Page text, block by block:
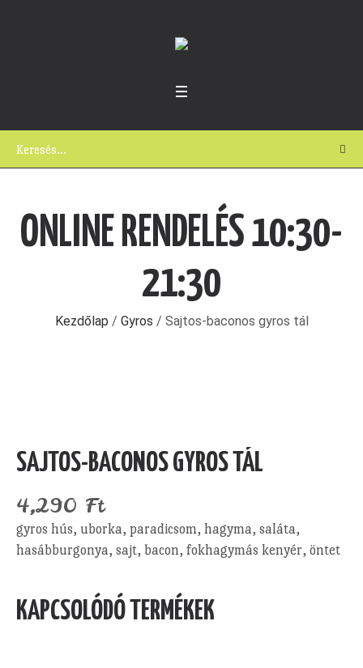
ONLINE RENDELÉS 10:30-
21:30
Kezdőlap / Gyros / Sajtos-baconos gyros tál
SAJTOS-BACONOS GYROS TÁL
4,290 Ft
gyros hús, uborka, paradicsom, hagyma, saláta,
hasábburgonya, sajt, bacon, fokhagymás kenyér, öntet
KAPCSOLÓDÓ TERMÉKEK